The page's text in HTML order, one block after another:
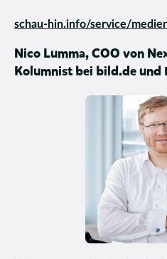
schau-hin.info/service/
Nico Lumma, COO von
Kolumnist bei bild.de und